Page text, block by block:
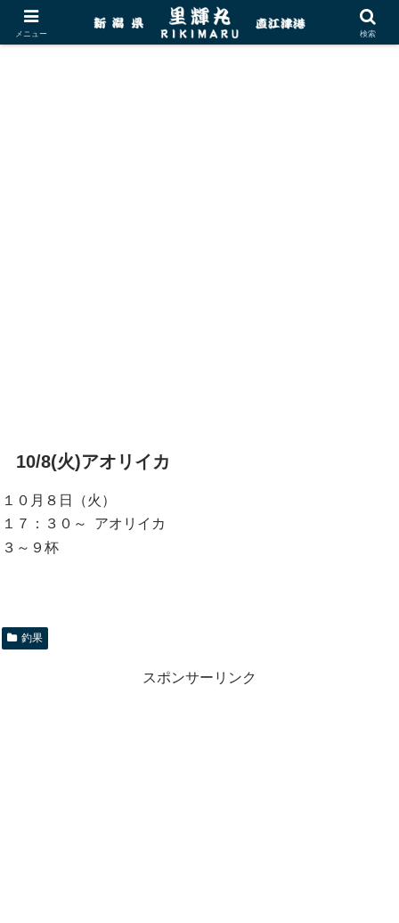
10/8(火)アオリイカ
１０月８日（火）
１７：３０～ アオリイカ
３～９杯
釣果
スポンサーリンク
メニュー 検索